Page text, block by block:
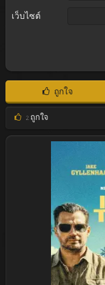
เว็บไซต์
ถูกใจ
2 ถูกใจ